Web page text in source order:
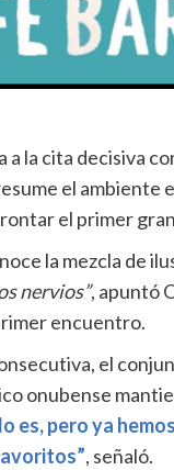
a la cita decisiva
el ambiente
el primer
la mezcla de
nervios”, apuntó
encuentro.
el
onubense
es, pero ya
, señaló.